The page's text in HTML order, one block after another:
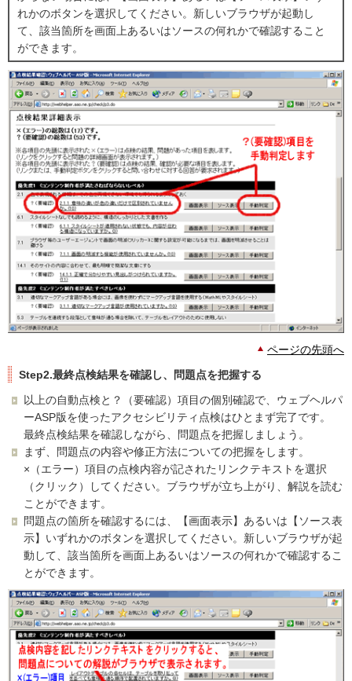
れかのボタンを選択してください。新しいブラウザが起動し
て、該当箇所を画面上あるいはソースの何れかで確認すること
ができます。
ページの先頭へ
Step2.最終点検結果を確認し、問題点を把握する
以上の自動点検と？（要確認）項目の個別確認で、ウェブヘルパ
ーASP版を使ったアクセシビリティ点検はひとまず完了です。
最終点検結果を確認しながら、問題点を把握しましょう。
まず、問題点の内容や修正方法についての把握をします。
×（エラー）項目の点検内容が記されたリンクテキストを選択
（クリック）してください。ブラウザが立ち上がり、解説を読む
ことができます。
問題点の箇所を確認するには、【画面表示】あるいは【ソース表
示】いずれかのボタンを選択してください。新しいブラウザが起
動して、該当箇所を画面上あるいはソースの何れかで確認するこ
とができます。